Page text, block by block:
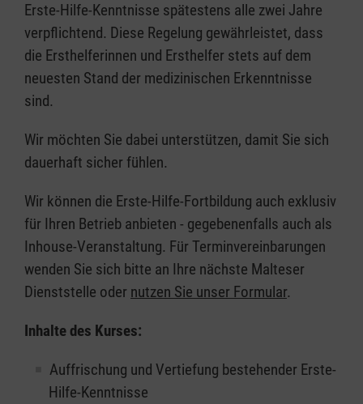
Erste-Hilfe-Kenntnisse spätestens alle zwei Jahre
verpflichtend. Diese Regelung gewährleistet, dass
die Ersthelferinnen und Ersthelfer stets auf dem
neuesten Stand der medizinischen Erkenntnisse
sind.
Wir möchten Sie dabei unterstützen, damit Sie sich
dauerhaft sicher fühlen.
Wir können die Erste-Hilfe-Fortbildung auch exklusiv
für Ihren Betrieb anbieten - gegebenenfalls auch als
Inhouse-Veranstaltung. Für Terminvereinbarungen
wenden Sie sich bitte an Ihre nächste Malteser
Dienststelle oder nutzen Sie unser Formular.
Inhalte des Kurses:
Auffrischung und Vertiefung bestehender Erste-
Hilfe-Kenntnisse